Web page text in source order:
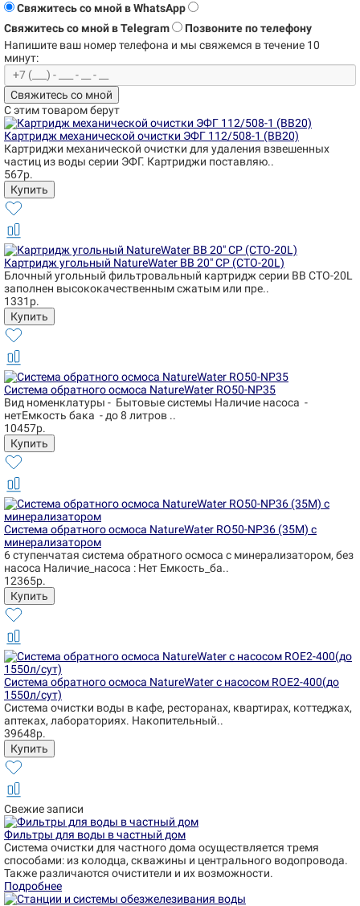
Свяжитесь со мной в WhatsApp
Свяжитесь со мной в Telegram
Позвоните по телефону
Напишите ваш номер телефона и мы свяжемся в течение 10
минут:
Свяжитесь со мной
С этим товаром берут
Картридж механической очистки ЭФГ 112/508-1 (BB20)
Картриджи механической очистки для удаления взвешенных
частиц из воды серии ЭФГ. Картриджи поставляю..
567р.
Картридж угольный NatureWater BB 20" CP (CTO-20L)
Блочный угольный фильтровальный картридж серии BB CTO-20L
заполнен высококачественным сжатым или пре..
1331р.
Система обратного осмоса NatureWater RO50-NP35
Вид номенклатуры - Бытовые системы Наличие насоса -
нетЕмкость бака - до 8 литров ..
10457р.
Система обратного осмоса NatureWater RO50-NP36 (35М) с
минерализатором
6 ступенчатая система обратного осмоса с минерализатором, без
насоса Наличие_насоса : Нет Емкость_ба..
12365р.
Система обратного осмоса NatureWater с насосом ROE2-400(до
1550л/сут)
Система очистки воды в кафе, ресторанах, квартирах, коттеджах,
аптеках, лабораториях. Накопительный..
39648р.
Свежие записи
Фильтры для воды в частный дом
Система очистки для частного дома осуществляется тремя
способами: из колодца, скважины и центрального водопровода.
Также различаются очистители и их возможности.
Подробнее